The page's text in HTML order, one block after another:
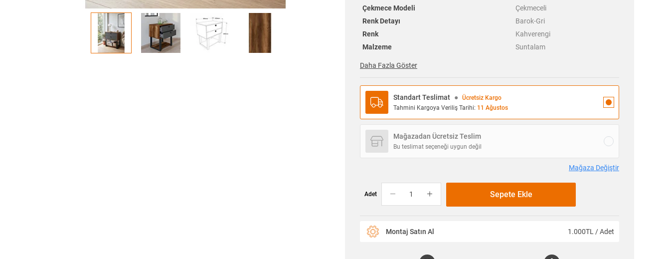
Çekmece Modeli
Çekmeceli
Renk Detayı
Barok-Gri
Renk
Kahverengi
Malzeme
Suntalam
Daha Fazla Göster
Standart Teslimat ●
Ücretsiz Kargo
Tahmini Kargoya Veriliş Tarihi: 11 Ağustos
Mağazadan Ücretsiz Teslim
Bu teslimat seçeneği uygun değil
Mağaza Değiştir
Adet Sepete Ekle
Montaj Satın Al 1.000TL / Adet